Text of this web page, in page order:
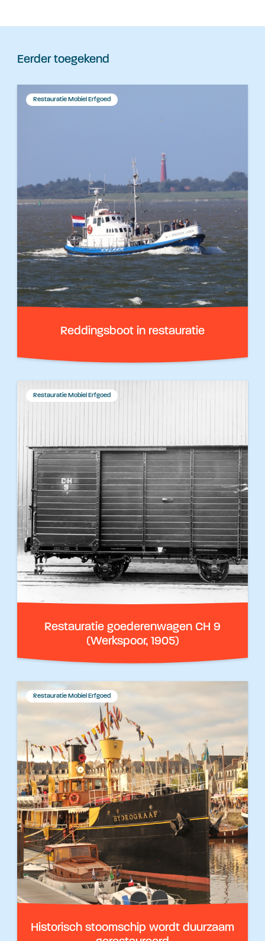
Eerder toegekend
Restauratie Mobiel Erfgoed
Reddingsboot in restauratie
Restauratie Mobiel Erfgoed
Restauratie goederenwagen CH 9
(Werkspoor, 1905)
Restauratie Mobiel Erfgoed
Historisch stoomschip wordt duurzaam